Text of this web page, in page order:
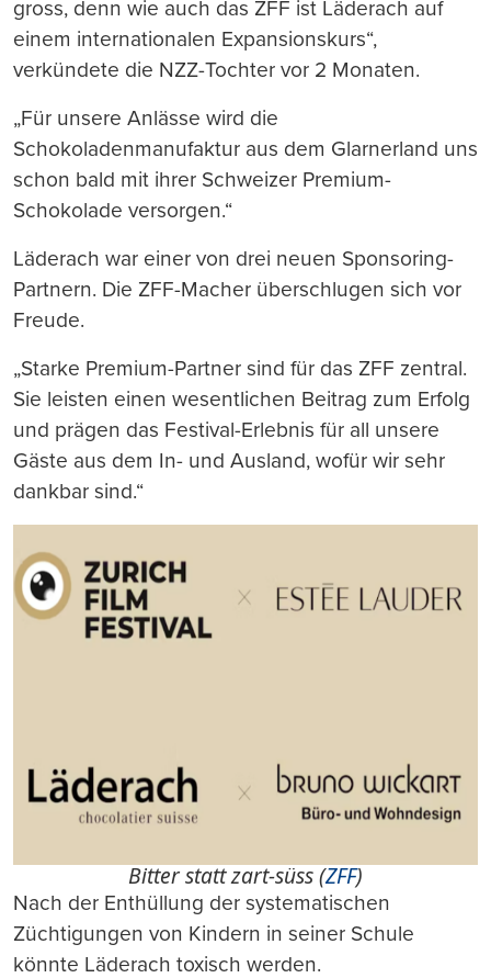
gross, denn wie auch das ZFF ist Läderach auf
einem internationalen Expansionskurs“,
verkündete die NZZ-Tochter vor 2 Monaten.
„Für unsere Anlässe wird die
Schokoladenmanufaktur aus dem Glarnerland uns
schon bald mit ihrer Schweizer Premium-
Schokolade versorgen.“
Läderach war einer von drei neuen Sponsoring-
Partnern. Die ZFF-Macher überschlugen sich vor
Freude.
„Starke Premium-Partner sind für das ZFF zentral.
Sie leisten einen wesentlichen Beitrag zum Erfolg
und prägen das Festival-Erlebnis für all unsere
Gäste aus dem In- und Ausland, wofür wir sehr
dankbar sind.“
Bitter statt zart-süss (ZFF)
Nach der Enthüllung der systematischen
Züchtigungen von Kindern in seiner Schule
könnte Läderach toxisch werden.